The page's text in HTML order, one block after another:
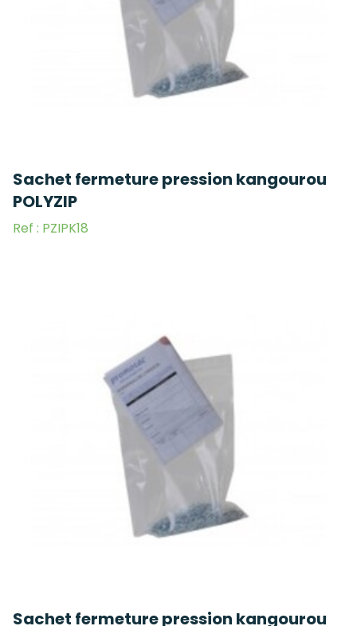
Sachet fermeture pression kangourou
POLYZIP
Ref : PZIPK18
Sachet fermeture pression kangourou